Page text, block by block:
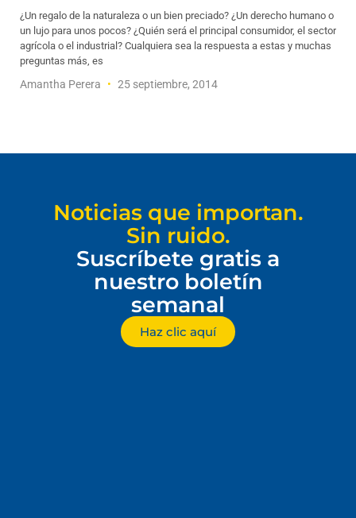
¿Un regalo de la naturaleza o un bien preciado? ¿Un derecho humano o
un lujo para unos pocos? ¿Quién será el principal consumidor, el sector
agrícola o el industrial? Cualquiera sea la respuesta a estas y muchas
preguntas más, es
Amantha Perera 25 septiembre, 2014
Noticias que importan.
Sin ruido.
Suscríbete gratis a
nuestro boletín
semanal
Haz clic aquí